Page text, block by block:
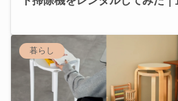
暮らし